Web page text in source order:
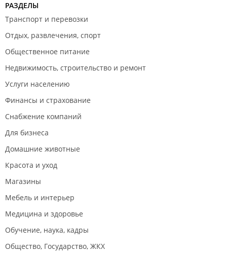
РАЗДЕЛЫ
Транспорт и перевозки
Отдых, развлечения, спорт
Общественное питание
Недвижимость, строительство и ремонт
Услуги населению
Финансы и страхование
Снабжение компаний
Для бизнеса
Домашние животные
Красота и уход
Магазины
Мебель и интерьер
Медицина и здоровье
Обучение, наука, кадры
Общество, Государство, ЖКХ